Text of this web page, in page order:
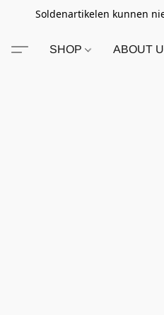
Soldenartikelen kunnen
SHOP ABOUT